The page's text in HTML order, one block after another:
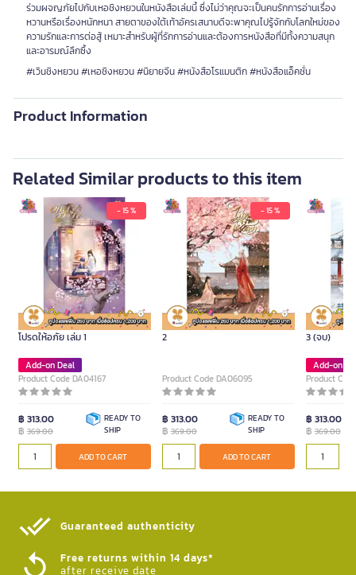
ร่วมผจญภัยไปกับเหอชิงหยวนในหนังสือเล่มนี้ ซึ่งไม่ว่าคุณจะเป็นคนรักการอ่านเรื่อง
หวานหรือเรื่องหนักหนา สายตาของใต้เท้าอัครเสนาบดีจะพาคุณไปรู้จักกับโลกใหม่ของ
ความรักและการต่อสู้ เหมาะสำหรับผู้ที่รักการอ่านและต้องการหนังสือที่มีทั้งความสนุก
และอารมณ์ลึกซึ้ง
#เวินชิงหยวน #เหอชิงหยวน #นิยายจีน #หนังสือโรแมนติก #หนังสือแอ็คชั่น
Product Information
Related Similar products to this item
- 15 %
หนังสือ บัณฑิตชาวนา ขอท่านใต้เท้า
โปรดให้อภัย เล่ม 1
Add-on Deal
Product Code DA04167
฿ 313.00
฿ 369.00
READY TO
SHIP
ADD TO CART
- 15 %
หนังสือ ไม่งามสง่าเท่าเสด็จอา เล่ม
2
Product Code DA06095
฿ 313.00
฿ 369.00
READY TO
SHIP
ADD TO CART
หนังสือ ไม่ง
3 (จบ)
Add-on
Product
฿ 313.00
฿369.00
Guaranteed authenticity​
Free returns within 14 days*
after receive date